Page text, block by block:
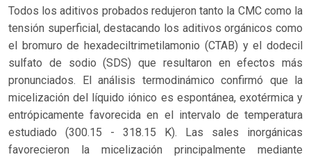
Todos los aditivos probados redujeron tanto la CMC como la
tensión superficial, destacando los aditivos orgánicos como
el bromuro de hexadeciltrimetilamonio (CTAB) y el dodecil
sulfato de sodio (SDS) que resultaron en efectos más
pronunciados. El análisis termodinámico confirmó que la
micelización del líquido iónico es espontánea, exotérmica y
entrópicamente favorecida en el intervalo de temperatura
estudiado (300.15 - 318.15 K). Las sales inorgánicas
favorecieron la micelización principalmente mediante